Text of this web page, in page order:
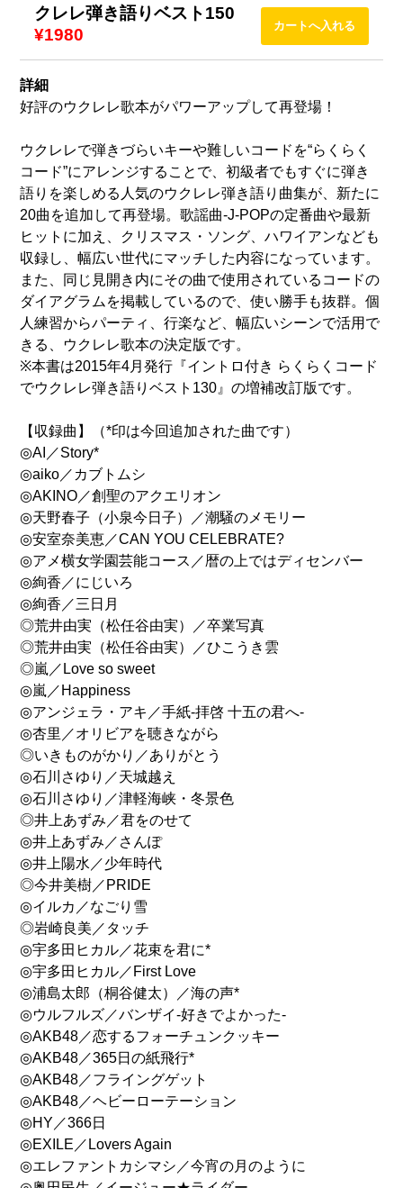
クレレ弾き語りベスト150
¥1980
詳細
好評のウクレレ歌本がパワーアップして再登場！
ウクレレで弾きづらいキーや難しいコードを“らくらく
コード”にアレンジすることで、初級者でもすぐに弾き
語りを楽しめる人気のウクレレ弾き語り曲集が、新たに
20曲を追加して再登場。歌謡曲-J-POPの定番曲や最新
ヒットに加え、クリスマス・ソング、ハワイアンなども
収録し、幅広い世代にマッチした内容になっています。
また、同じ見開き内にその曲で使用されているコードの
ダイアグラムを掲載しているので、使い勝手も抜群。個
人練習からパーティ、行楽など、幅広いシーンで活用で
きる、ウクレレ歌本の決定版です。
※本書は2015年4月発行『イントロ付き らくらくコード
でウクレレ弾き語りベスト130』の増補改訂版です。
【収録曲】（*印は今回追加された曲です）
◎AI／Story*
◎aiko／カブトムシ
◎AKINO／創聖のアクエリオン
◎天野春子（小泉今日子）／潮騒のメモリー
◎安室奈美恵／CAN YOU CELEBRATE?
◎アメ横女学園芸能コース／暦の上ではディセンバー
◎絢香／にじいろ
◎絢香／三日月
◎荒井由実（松任谷由実）／卒業写真
◎荒井由実（松任谷由実）／ひこうき雲
◎嵐／Love so sweet
◎嵐／Happiness
◎アンジェラ・アキ／手紙-拝啓 十五の君へ-
◎杏里／オリビアを聴きながら
◎いきものがかり／ありがとう
◎石川さゆり／天城越え
◎石川さゆり／津軽海峡・冬景色
◎井上あずみ／君をのせて
◎井上あずみ／さんぽ
◎井上陽水／少年時代
◎今井美樹／PRIDE
◎イルカ／なごり雪
◎岩崎良美／タッチ
◎宇多田ヒカル／花束を君に*
◎宇多田ヒカル／First Love
◎浦島太郎（桐谷健太）／海の声*
◎ウルフルズ／バンザイ-好きでよかった-
◎AKB48／恋するフォーチュンクッキー
◎AKB48／365日の紙飛行*
◎AKB48／フライングゲット
◎AKB48／ヘビーローテーション
◎HY／366日
◎EXILE／Lovers Again
◎エレファントカシマシ／今宵の月のように